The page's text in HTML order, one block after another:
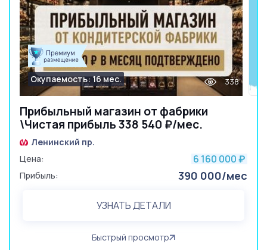
Прибыльный магазин от фабрики
\Чистая прибыль 338 540 ₽/мес.
Окупаемость: 16 мес. 338
Ленинский пр.
Цена:
6 160 000 ₽
Прибыль: 390 000/мес
УЗНАТЬ ДЕТАЛИ
Быстрый просмотр